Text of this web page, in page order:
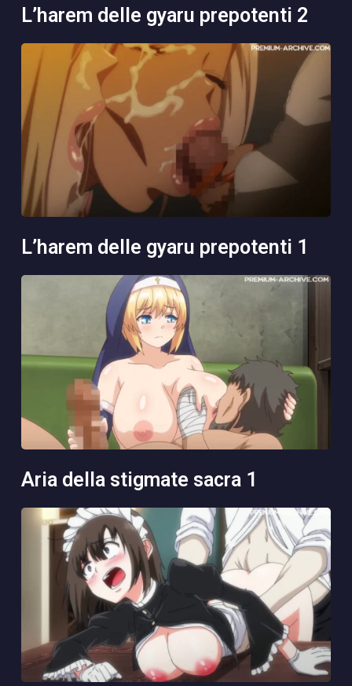
l’harem delle gyaru prepotenti 2
l’harem delle gyaru prepotenti 1
aria della stigmate sacra 1